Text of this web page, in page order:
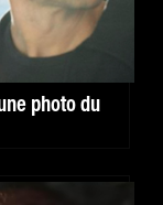
photo du